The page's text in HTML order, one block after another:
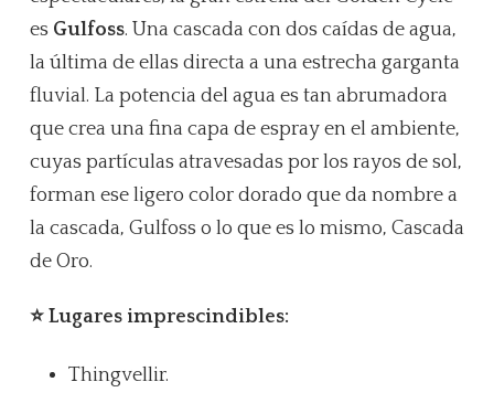
es Gulfoss. Una cascada con dos caídas de agua,
la última de ellas directa a una estrecha garganta
fluvial. La potencia del agua es tan abrumadora
que crea una fina capa de espray en el ambiente,
cuyas partículas atravesadas por los rayos de sol,
forman ese ligero color dorado que da nombre a
la cascada, Gulfoss o lo que es lo mismo, Cascada
de Oro.
⭐ Lugares imprescindibles:
Thingvellir.